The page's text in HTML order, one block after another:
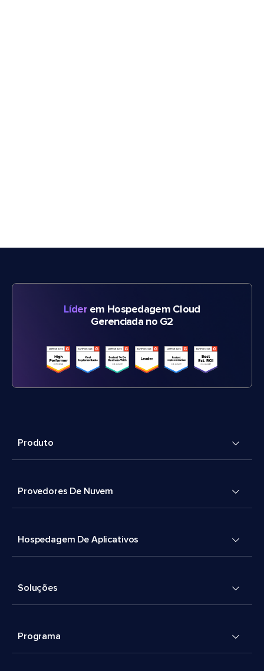
Líderem Hospedagem Cloud
Gerenciada no G2
Produto
Provedores De Nuvem
Hospedagem De Aplicativos
Soluções
Programa